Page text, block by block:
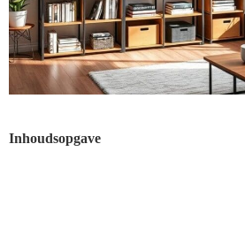
Inhoudsopgave